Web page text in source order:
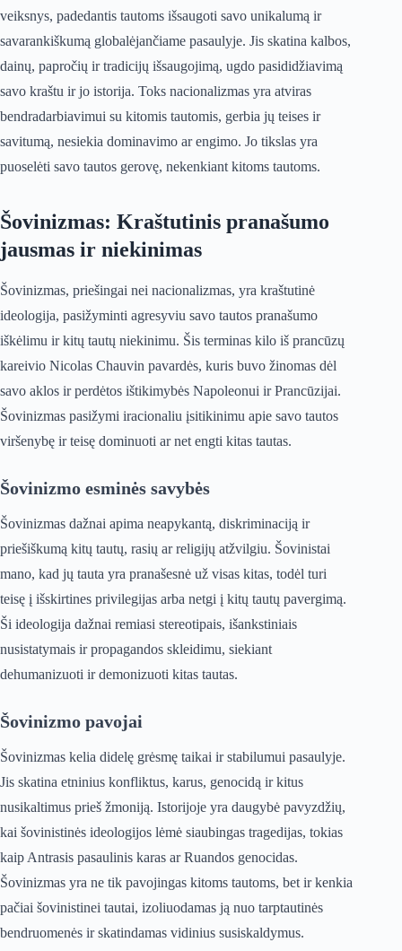
veiksnys, padedantis tautoms išsaugoti savo unikalumą ir
savarankiškumą globalėjančiame pasaulyje. Jis skatina kalbos,
dainų, papročių ir tradicijų išsaugojimą, ugdo pasididžiavimą
savo kraštu ir jo istorija. Toks nacionalizmas yra atviras
bendradarbiavimui su kitomis tautomis, gerbia jų teises ir
savitumą, nesiekia dominavimo ar engimo. Jo tikslas yra
puoselėti savo tautos gerovę, nekenkiant kitoms tautoms.
Šovinizmas: Kraštutinis pranašumo
jausmas ir niekinimas
Šovinizmas, priešingai nei nacionalizmas, yra kraštutinė
ideologija, pasižyminti agresyviu savo tautos pranašumo
iškėlimu ir kitų tautų niekinimu. Šis terminas kilo iš prancūzų
kareivio Nicolas Chauvin pavardės, kuris buvo žinomas dėl
savo aklos ir perdėtos ištikimybės Napoleonui ir Prancūzijai.
Šovinizmas pasižymi iracionaliu įsitikinimu apie savo tautos
viršenybę ir teisę dominuoti ar net engti kitas tautas.
Šovinizmo esminės savybės
Šovinizmas dažnai apima neapykantą, diskriminaciją ir
priešiškumą kitų tautų, rasių ar religijų atžvilgiu. Šovinistai
mano, kad jų tauta yra pranašesnė už visas kitas, todėl turi
teisę į išskirtines privilegijas arba netgi į kitų tautų pavergimą.
Ši ideologija dažnai remiasi stereotipais, išankstiniais
nusistatymais ir propagandos skleidimu, siekiant
dehumanizuoti ir demonizuoti kitas tautas.
Šovinizmo pavojai
Šovinizmas kelia didelę grėsmę taikai ir stabilumui pasaulyje.
Jis skatina etninius konfliktus, karus, genocidą ir kitus
nusikaltimus prieš žmoniją. Istorijoje yra daugybė pavyzdžių,
kai šovinistinės ideologijos lėmė siaubingas tragedijas, tokias
kaip Antrasis pasaulinis karas ar Ruandos genocidas.
Šovinizmas yra ne tik pavojingas kitoms tautoms, bet ir kenkia
pačiai šovinistinei tautai, izoliuodamas ją nuo tarptautinės
bendruomenės ir skatindamas vidinius susiskaldymus.